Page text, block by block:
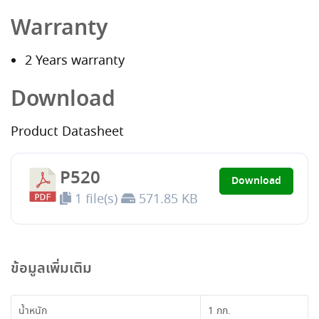
Warranty
2 Years warranty
Download
Product Datasheet
P520
1 file(s) 571.85 KB
Download
ข้อมูลเพิ่มเติม
น้ำหนัก 1 กก.